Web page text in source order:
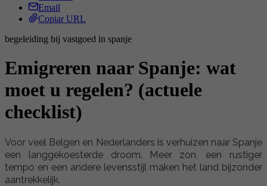
Email
Copiar URL
begeleiding bij vastgoed in spanje
Emigreren naar Spanje: wat
moet u regelen? (actuele
checklist)
Voor veel Belgen en Nederlanders is verhuizen naar Spanje
een langgekoesterde droom. Meer zon, een rustiger
tempo en een andere levensstijl maken het land bijzonder
aantrekkelijk.